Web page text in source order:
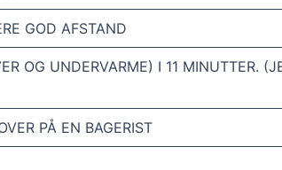
GOD AFSTAND
OG UNDERVARME) I 11 MINUTTER.
PÅ EN BAGERIST